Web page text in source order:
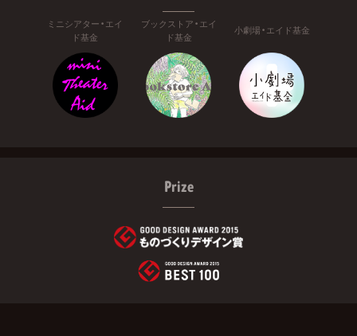
ミニシアター・エイ
ド基金
ブックストア・エイ
ド基金
小劇場・エイド基金
Prize